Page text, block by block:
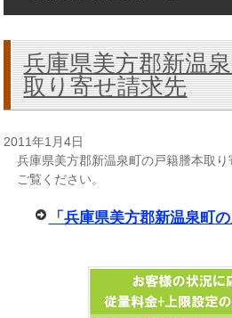
兵庫県美方郡新温
取り寄せ請求先
2011年1月4日
兵庫県美方郡新温泉町の戸籍謄本取
ご覧ください。
「兵庫県美方郡新温泉町